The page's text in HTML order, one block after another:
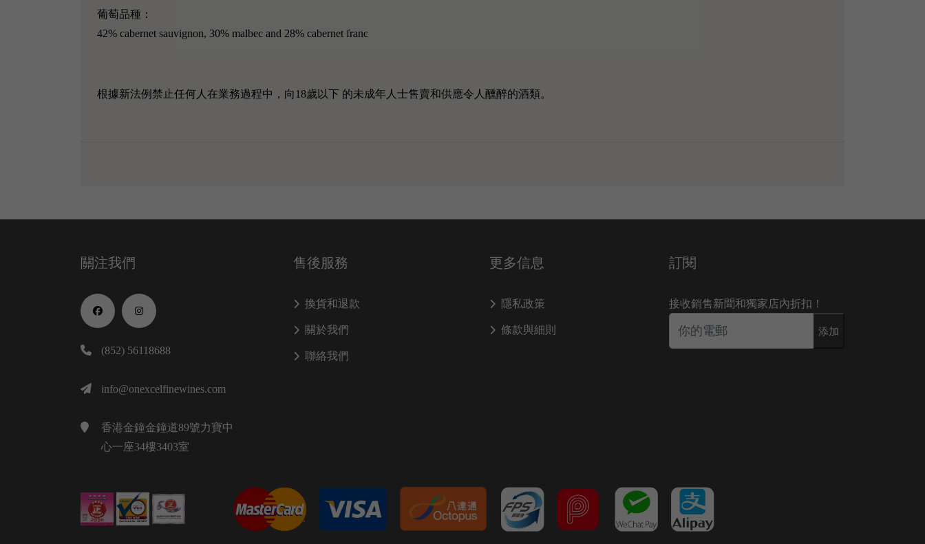
葡萄品種：
42% cabernet sauvignon, 30% malbec and 28% cabernet franc
根據新法例禁止任何人在業務過程中，向18歲以下 的未成年人士售賣和供應令人醺醉的酒類。
關注我們
(852) 56118688
info@onexcelfinewines.com
香港金鐘金鐘道89號力寶中
心一座34樓3403室
售後服務
換貨和退款
關於我們
聯絡我們
更多信息
隱私政策
條款與細則
訂閱
接收銷售新聞和獨家店內折扣！
添加